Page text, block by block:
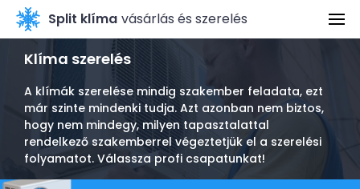
Főoldal
Klíma készülékek
Klíma javítás árak
Klíma javítás
Milyen klímát vegyek?
Split klíma vásárlás és szerelés
Klíma szerelés
A klímák szerelése mindig szakember feladata, ezt
már szinte mindenki tudja. Azt azonban nem biztos,
hogy nem mindegy, milyen tapasztalattal
rendelkező szakemberrel végeztetjük el a szerelési
folyamatot. Válassza profi csapatunkat!